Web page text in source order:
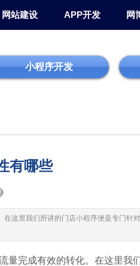
网站建设 APP开发 网
小程序开发
有哪些
这里我们所讲的门店小程序便是专门针
量完成有效的转化。在这里我